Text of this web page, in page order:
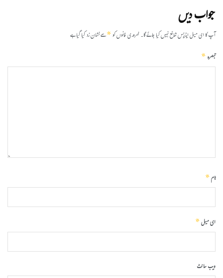
جواب دیں
آپ کا ای میل ایڈریس شائع نہیں کیا جائے گا۔ضروری خانوں کو*سے نشان زد کیا گیا ہے
تبصرہ*
نام*
ای میل*
ویب‌ سائٹ